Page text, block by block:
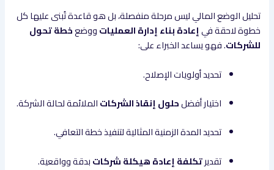
تحليل الوضع المالي ليس مرحلة منفصلة، بل هو قاعدة تُبنى عليها كل
خطوة لاحقة فيإعادة بناء إدارة العملياتووضعخطة تحول
للشركات. فهو يساعد الخبراء على:
تحديد أولويات الإصلاح.
اختيار أفضلحلول إنقاذ الشركاتالملائمة لحالة الشركة.
تحديد المدة الزمنية المثالية لتنفيذ خطة التعافي.
تقديرتكلفة إعادة هيكلة شركاتبدقة وواقعية.